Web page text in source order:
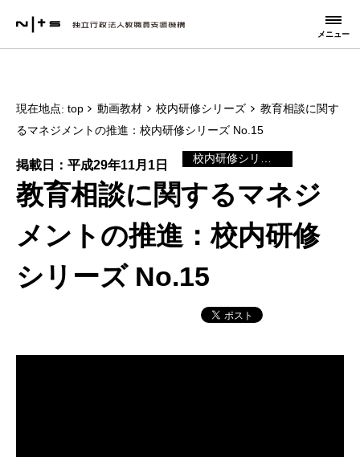
メニュー
現在地点 top 動画教材 校内研修シリーズ
教育相談に関す
るマネジメントの推進：校内研修シリーズ No.15
掲載日：平成29年11月1日
教育相談に関するマネジ
メントの推進：校内研修
シリーズ No.15